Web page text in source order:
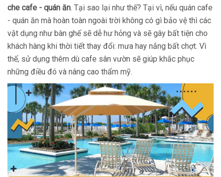
che cafe - quán ăn. Tại sao lại như thế? Tại vì, nếu quán cafe
- quán ăn mà hoàn toàn ngoài trời không có gì bảo vệ thì các
vật dụng như bàn ghế sẽ dễ hư hỏng và sẽ gây bất tiện cho
khách hàng khi thời tiết thay đổi: mưa hay nắng bất chợt. Vì
thế, sử dụng thêm dù cafe sân vườn sẽ giúp khắc phục
những điều đó và nâng cao thẩm mỹ.